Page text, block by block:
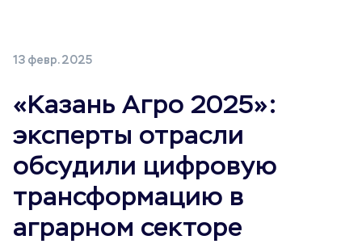
13 февр. 2025
«Казань Агро 2025»:
эксперты отрасли
обсудили цифровую
трансформацию в
аграрном секторе